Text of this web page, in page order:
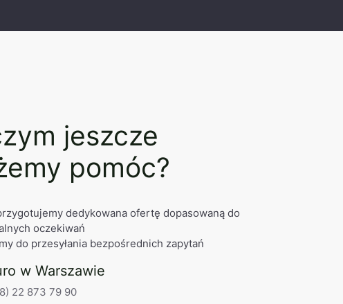
jeszcze
pomóc?
dedykowana ofertę dopasowaną do
oczekiwań
do przesyłania bezpośrednich zapytań
w Warszawie
22 873 79 90